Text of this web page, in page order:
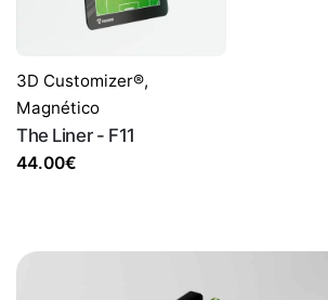
3D Customizer®,
Magnético
The Liner - F11
44.00€